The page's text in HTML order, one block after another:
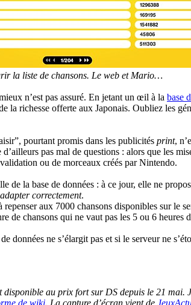
la liste de chansons. Le web et Mario…
n’est pas assuré. En jetant un œil à la base
la richesse offerte aux Japonais. Oubliez les
pourtant promis dans les publicités print,
d’ailleurs pas mal de questions : alors que les
ou de morceaux créés par Nintendo.
de la base de données : à ce jour, elle ne
correctement.
aux 7000 chansons disponibles sur le
de chansons qui ne vaut pas les 5 ou 6 heures
données ne s’élargit pas et si le serveur ne
disponible au prix fort sur DS depuis le 21 mai.